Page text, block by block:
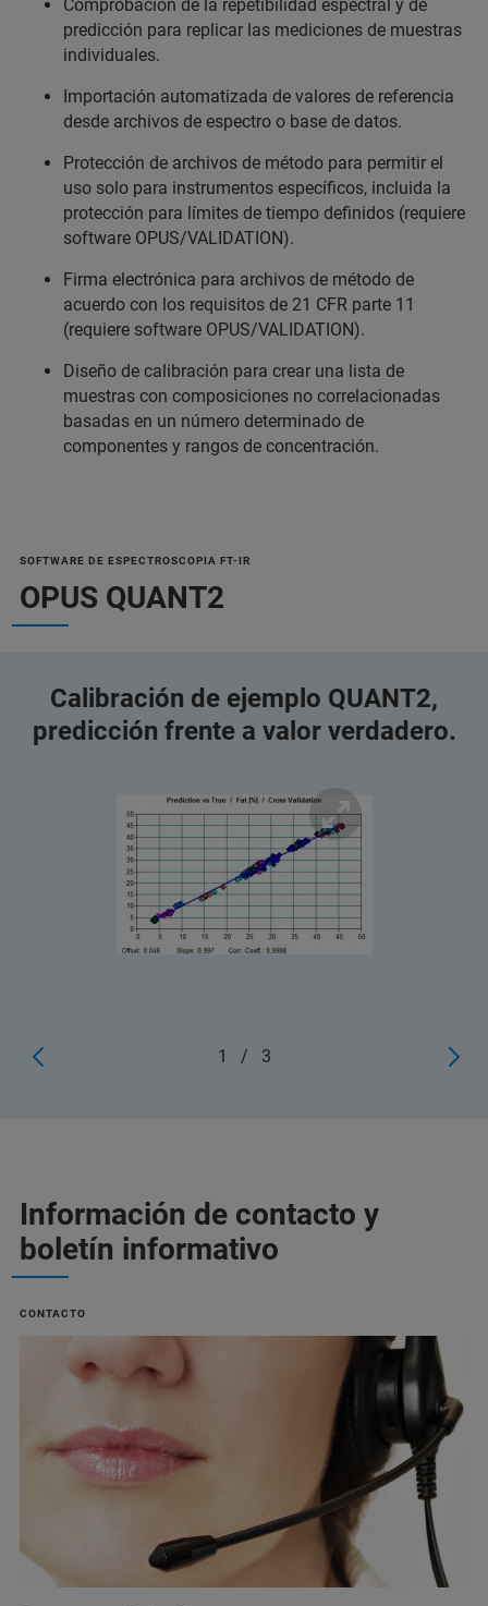
Comprobación de la repetibilidad espectral y de
predicción para replicar las mediciones de muestras
individuales.
Importación automatizada de valores de referencia
desde archivos de espectro o base de datos.
Protección de archivos de método para permitir el
uso solo para instrumentos específicos, incluida la
protección para límites de tiempo definidos (requiere
software OPUS/VALIDATION).
Firma electrónica para archivos de método de
acuerdo con los requisitos de 21 CFR parte 11
(requiere software OPUS/VALIDATION).
Diseño de calibración para crear una lista de
muestras con composiciones no correlacionadas
basadas en un número determinado de
componentes y rangos de concentración.
SOFTWARE DE ESPECTROSCOPIA FT-IR
OPUS QUANT2
Calibración de ejemplo QUANT2,
predicción frente a valor verdadero.
1 / 3
Información de contacto y
boletín informativo
CONTACTO